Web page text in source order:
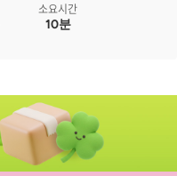
소요시간
10분